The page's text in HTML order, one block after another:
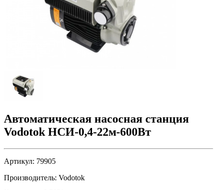
Автоматическая насосная станция
Vodotok НСИ-0,4-22м-600Вт
Артикул: 79905
Производитель: Vodotok